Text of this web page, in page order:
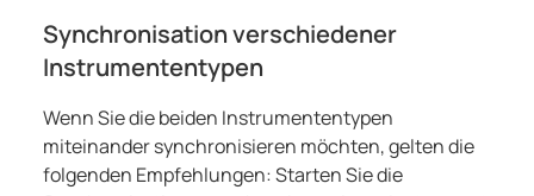
Synchronisation verschiedener
Instrumententypen
Wenn Sie die beiden Instrumententypen
miteinander synchronisieren möchten, gelten die
folgenden Empfehlungen: Starten Sie die